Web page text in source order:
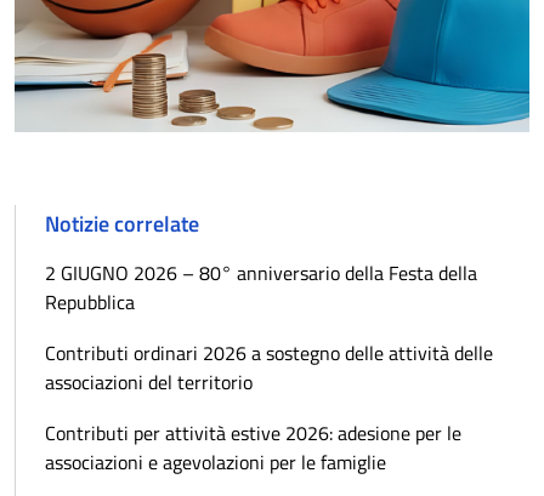
Notizie correlate
2 GIUGNO 2026 – 80° anniversario della Festa della
Repubblica
Contributi ordinari 2026 a sostegno delle attività delle
associazioni del territorio
Contributi per attività estive 2026: adesione per le
associazioni e agevolazioni per le famiglie